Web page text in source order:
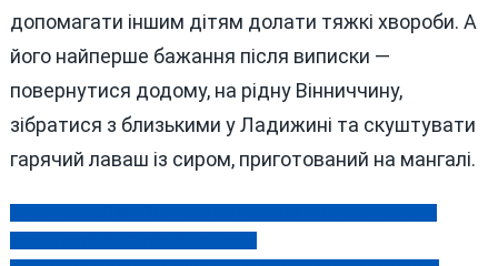
допомагати іншим дітям долати тяжкі хвороби. А
його найперше бажання після виписки —
повернутися додому, на рідну Вінниччину,
зібратися з близькими у Ладижині та скуштувати
гарячий лаваш із сиром, приготований на мангалі.
Навігація
записів